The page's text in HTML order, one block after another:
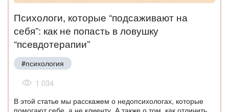
Психологи, которые “подсаживают на
себя”: как не попасть в ловушку
“псевдотерапии”
#психология
1 034
В этой статье мы расскажем о недопсихологах, которые